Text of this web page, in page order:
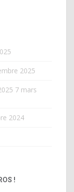
2025
7 mars
2024
!